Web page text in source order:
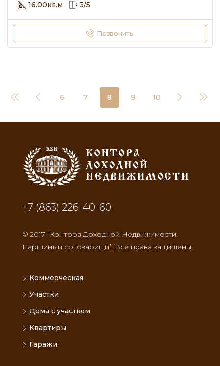
16.00кв.м 3/5
Позвонить
6 7 8 9 10
+7 (863) 226-40-60
© 2017 “Контора Доходной Недвижимости.
Паршинъ и сотоварищи”. Все права защищены.
Коммерческая
Участки
Дома с участком
Квартиры
Гаражи